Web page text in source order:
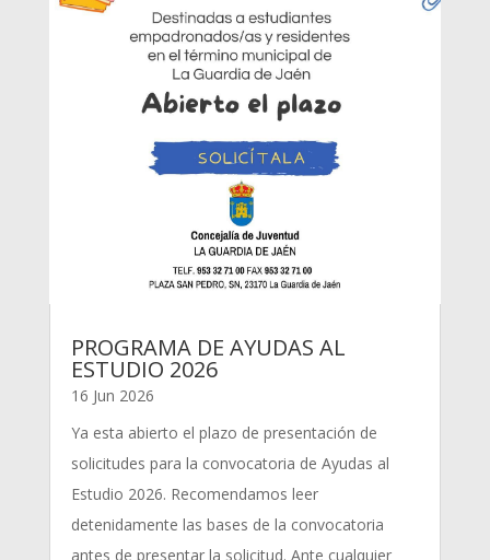
PROGRAMA DE AYUDAS AL
ESTUDIO 2026
16 Jun 2026
Ya esta abierto el plazo de presentación de
solicitudes para la convocatoria de Ayudas al
Estudio 2026. Recomendamos leer
detenidamente las bases de la convocatoria
antes de presentar la solicitud. Ante cualquier